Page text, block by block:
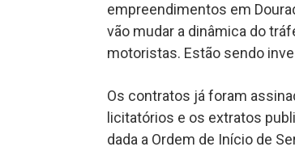
empreendimentos em
vão mudar a dinâmica do
motoristas. Estão sendo
Os contratos já foram
licitatórios e os extratos
dada a Ordem de Início de